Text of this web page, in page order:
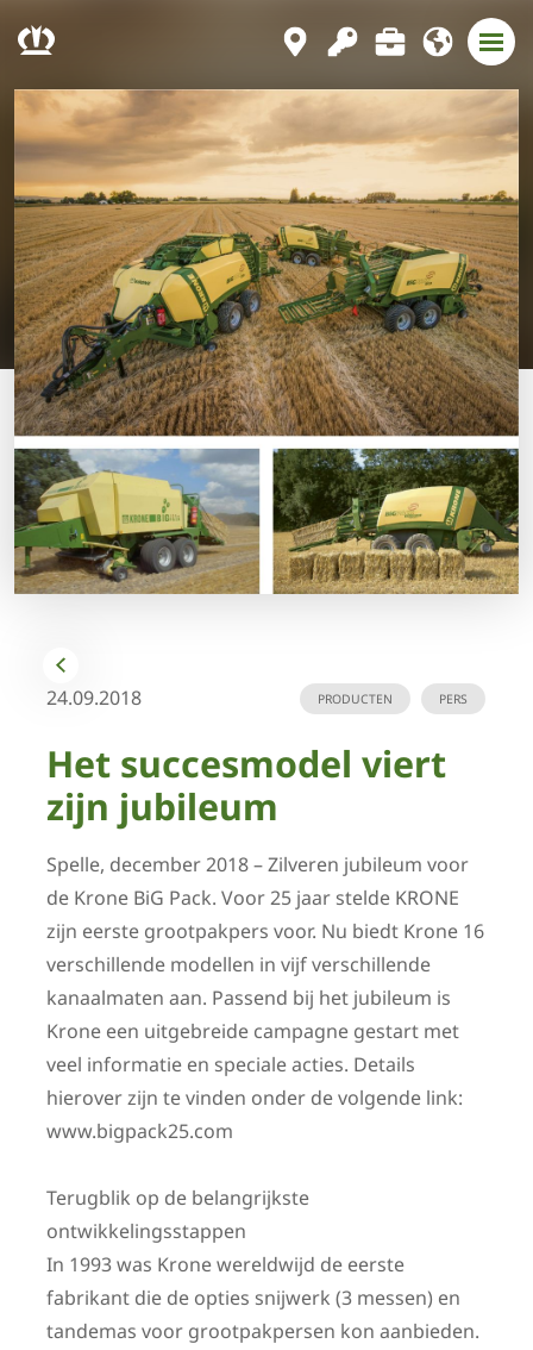
24.09.2018 PERS
PRODUCTEN
Het succesmodel viert
zijn jubileum
Spelle, december 2018 – Zilveren jubileum voor
de Krone BiG Pack. Voor 25 jaar stelde KRONE
zijn eerste grootpakpers voor. Nu biedt Krone 16
verschillende modellen in vijf verschillende
kanaalmaten aan. Passend bij het jubileum is
Krone een uitgebreide campagne gestart met
veel informatie en speciale acties. Details
hierover zijn te vinden onder de volgende link:
www.bigpack25.com
Terugblik op de belangrijkste
ontwikkelingsstappen
In 1993 was Krone wereldwijd de eerste
fabrikant die de opties snijwerk (3 messen) en
tandemas voor grootpakpersen kon aanbieden.